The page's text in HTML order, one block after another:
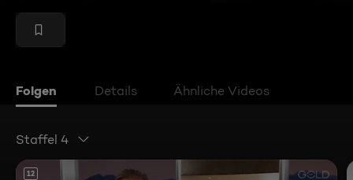
Folgen Details Ähnliche Videos
Staffel 4
12